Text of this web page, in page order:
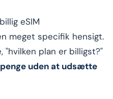
eSIM
meget specifik hensigt.
"hvilken plan er billigst?"
uden at udsætte